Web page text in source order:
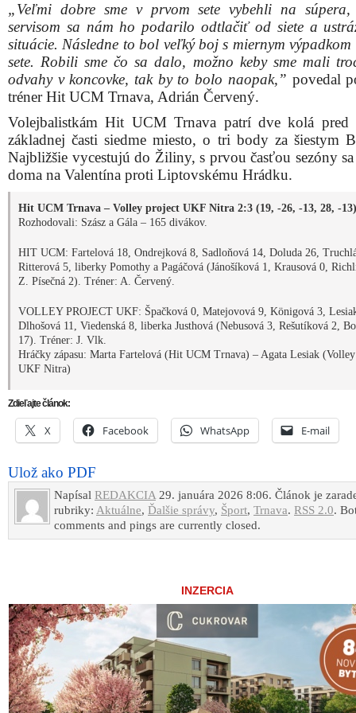
„Veľmi dobre sme v prvom sete vybehli na súpera,
servisom sa nám ho podarilo odtlačiť od siete a
situácie. Následne to bol veľký boj s miernym výpadkom
sete. Robili sme čo sa dalo, možno keby sme mali
odvahy v koncovke, tak by to bolo naopak,” povedal
tréner Hit UCM Trnava, Adrián Červený.
Volejbalistkám Hit UCM Trnava patrí dve kolá pred
základnej časti siedme miesto, o tri body za šiestym
Najbližšie vycestujú do Žiliny, s prvou časťou sezóny
doma na Valentína proti Liptovskému Hrádku.
Hit UCM Trnava – Volley project UKF Nitra 2:3 (19, -26, -13, 28, -13)
Rozhodovali: Szász a Gála – 165 divákov.
HIT UCM: Fartelová 18, Ondrejková 8, Sadloňová 14, Doluda 26,
Ritterová 5, liberky Pomothy a Pagáčová (Jánošíková 1, Krausová 0,
Z. Písečná 2). Tréner: A. Červený.
VOLLEY PROJECT UKF: Špačková 0, Matejovová 9, Königová 3,
Dlhošová 11, Viedenská 8, liberka Justhová (Nebusová 3, Rešutíková 2,
17). Tréner: J. Vlk.
Hráčky zápasu: Marta Fartelová (Hit UCM Trnava) – Agata Lesiak
UKF Nitra)
Zdieľajte článok:
X Facebook WhatsApp E-mail
Ulož ako PDF
Napísal REDAKCIA 29. januára 2026 8:06. Článok je
rubriky: Aktuálne, Ďalšie správy, Šport, Trnava. RSS 2.0.
comments and pings are currently closed.
INZERCIA